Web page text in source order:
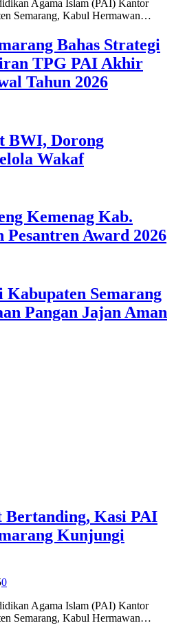
Agama Islam (PAI) Kantor
Semarang, Kabul Hermawan…
Bahas Strategi
TPG PAI Akhir
Tahun 2026
BWI, Dorong
Wakaf
Kemenag Kab.
Pesantren Award 2026
Semarang
Pangan Jajan Aman
Bertanding, Kasi PAI
Kunjungi
0
Agama Islam (PAI) Kantor
Semarang, Kabul Hermawan…